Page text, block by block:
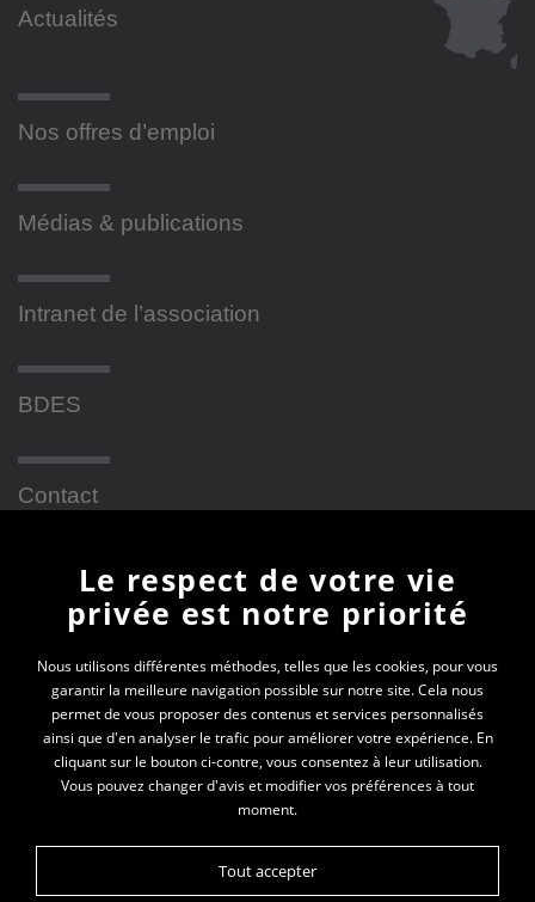
Actualités
Nos offres d’emploi
Médias & publications
Intranet de l’association
BDES
Contact
Newsletter
En vous inscrivant à la newsletter, vous recevrez
toutes les actualités des PEP 69
Votre e-mail*
Le respect de votre vie
privée est notre priorité
Nous utilisons différentes méthodes, telles que les cookies, pour vous
garantir la meilleure navigation possible sur notre site. Cela nous
permet de vous proposer des contenus et services personnalisés
ainsi que d'en analyser le trafic pour améliorer votre expérience. En
cliquant sur le bouton ci-contre, vous consentez à leur utilisation.
Vous pouvez changer d'avis et modifier vos préférences à tout
moment.
Tout accepter